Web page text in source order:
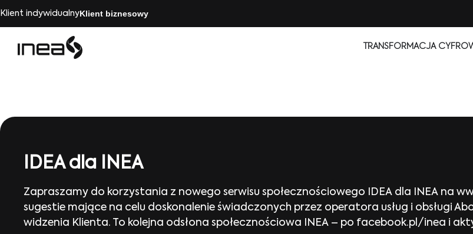
Klient indywidualnyKlient biznesowy
TRANSFORMACJA
IDEA dla INEA
Zapraszamy do korzystania z nowego serwisu społecznościowego IDEA dla INEA na
sugestie mające na celu doskonalenie świadczonych przez operatora usług i obsługi
widzenia Klienta. To kolejna odsłona społecznościowa INEA – po facebook.pl/inea i